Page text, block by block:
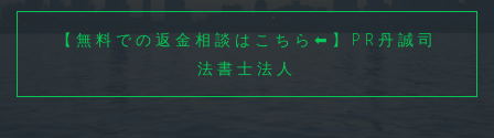
【無料での返金相談はこちら⬅】PR丹誠司
法書士法人